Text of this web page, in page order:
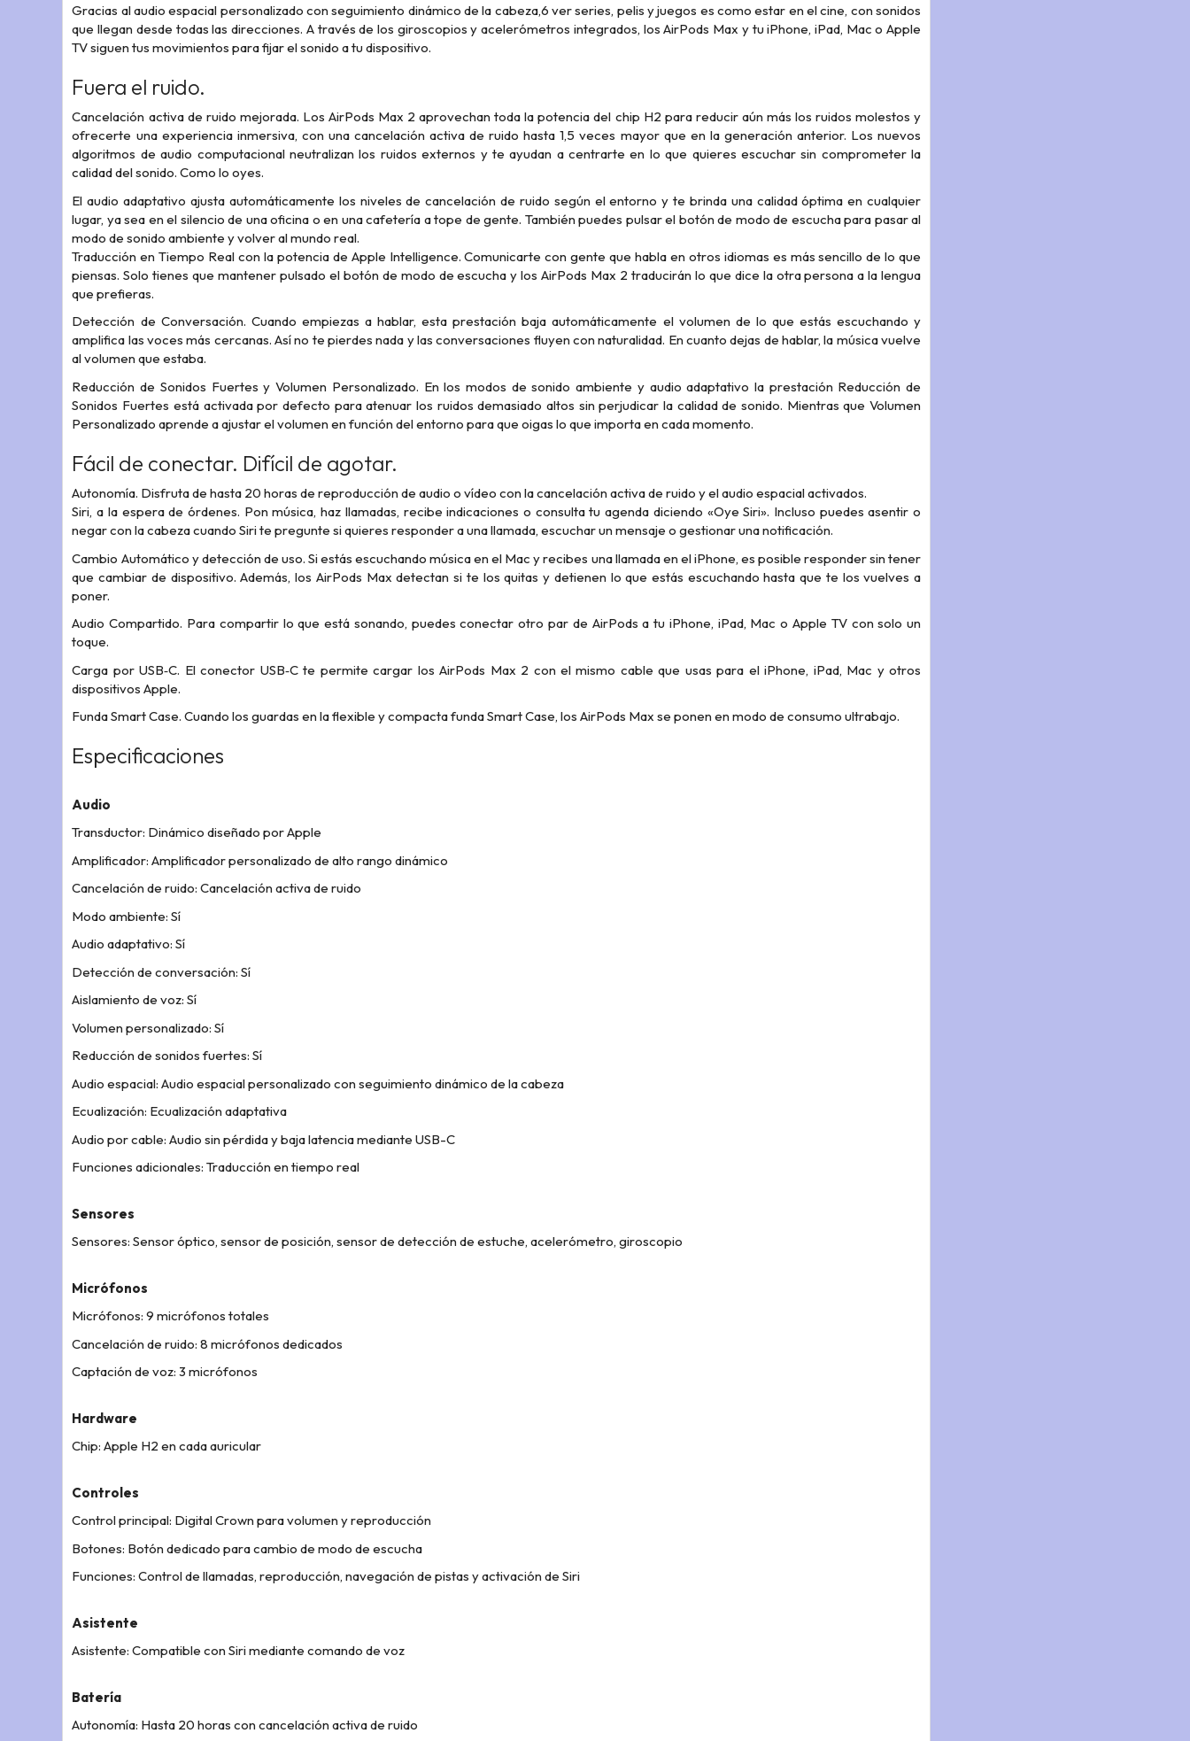
Gracias al audio espacial personalizado con seguimiento dinámico de la cabeza,6 ver series, pelis y juegos es como estar en el cine, con sonidos
que llegan desde todas las direcciones. A través de los giroscopios y acelerómetros integrados, los AirPods Max y tu iPhone, iPad, Mac o Apple
TV siguen tus movimientos para fijar el sonido a tu dispositivo.
Fuera el ruido.
Cancelación activa de ruido mejorada. Los AirPods Max 2 aprovechan toda la potencia del chip H2 para reducir aún más los ruidos molestos y
ofrecerte una experiencia inmersiva, con una cancelación activa de ruido hasta 1,5 veces mayor que en la generación anterior. Los nuevos
algoritmos de audio computacional neutralizan los ruidos externos y te ayudan a centrarte en lo que quieres escuchar sin comprometer la
calidad del sonido. Como lo oyes.
El audio adaptativo ajusta automáticamente los niveles de cancelación de ruido según el entorno y te brinda una calidad óptima en cualquier
lugar, ya sea en el silencio de una oficina o en una cafetería a tope de gente. También puedes pulsar el botón de modo de escucha para pasar al
modo de sonido ambiente y volver al mundo real.
Traducción en Tiempo Real con la potencia de Apple Intelligence. Comunicarte con gente que habla en otros idiomas es más sencillo de lo que
piensas. Solo tienes que mantener pulsado el botón de modo de escucha y los AirPods Max 2 traducirán lo que dice la otra persona a la lengua
que prefieras.
Detección de Conversación. Cuando empiezas a hablar, esta prestación baja automáticamente el volumen de lo que estás escuchando y
amplifica las voces más cercanas. Así no te pierdes nada y las conversaciones fluyen con naturalidad. En cuanto dejas de hablar, la música vuelve
al volumen que estaba.
Reducción de Sonidos Fuertes y Volumen Personalizado. En los modos de sonido ambiente y audio adaptativo la prestación Reducción de
Sonidos Fuertes está activada por defecto para atenuar los ruidos demasiado altos sin perjudicar la calidad de sonido. Mientras que Volumen
Personalizado aprende a ajustar el volumen en función del entorno para que oigas lo que importa en cada momento.
Fácil de conectar. Difícil de agotar.
Autonomía. Disfruta de hasta 20 horas de reproducción de audio o vídeo con la cancelación activa de ruido y el audio espacial activados.
Siri, a la espera de órdenes. Pon música, haz llamadas, recibe indicaciones o consulta tu agenda diciendo «Oye Siri». Incluso puedes asentir o
negar con la cabeza cuando Siri te pregunte si quieres responder a una llamada, escuchar un mensaje o gestionar una notificación.
Cambio Automático y detección de uso. Si estás escuchando música en el Mac y recibes una llamada en el iPhone, es posible responder sin tener
que cambiar de dispositivo. Además, los AirPods Max detectan si te los quitas y detienen lo que estás escuchando hasta que te los vuelves a
poner.
Audio Compartido. Para compartir lo que está sonando, puedes conectar otro par de AirPods a tu iPhone, iPad, Mac o Apple TV con solo un
toque.
Carga por USB‑C. El conector USB‑C te permite cargar los AirPods Max 2 con el mismo cable que usas para el iPhone, iPad, Mac y otros
dispositivos Apple.
Funda Smart Case. Cuando los guardas en la flexible y compacta funda Smart Case, los AirPods Max se ponen en modo de consumo ultrabajo.
Especificaciones
Audio
Transductor: Dinámico diseñado por Apple
Amplificador: Amplificador personalizado de alto rango dinámico
Cancelación de ruido: Cancelación activa de ruido
Modo ambiente: Sí
Audio adaptativo: Sí
Detección de conversación: Sí
Aislamiento de voz: Sí
Volumen personalizado: Sí
Reducción de sonidos fuertes: Sí
Audio espacial: Audio espacial personalizado con seguimiento dinámico de la cabeza
Ecualización: Ecualización adaptativa
Audio por cable: Audio sin pérdida y baja latencia mediante USB-C
Funciones adicionales: Traducción en tiempo real
Sensores
Sensores: Sensor óptico, sensor de posición, sensor de detección de estuche, acelerómetro, giroscopio
Micrófonos
Micrófonos: 9 micrófonos totales
Cancelación de ruido: 8 micrófonos dedicados
Captación de voz: 3 micrófonos
Hardware
Chip: Apple H2 en cada auricular
Controles
Control principal: Digital Crown para volumen y reproducción
Botones: Botón dedicado para cambio de modo de escucha
Funciones: Control de llamadas, reproducción, navegación de pistas y activación de Siri
Asistente
Asistente: Compatible con Siri mediante comando de voz
Batería
Autonomía: Hasta 20 horas con cancelación activa de ruido